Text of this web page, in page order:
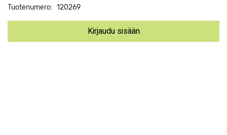
Tuotenumero: 120269
Kirjaudu sisään